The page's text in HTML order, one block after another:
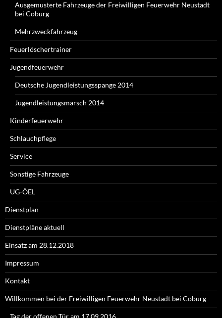
Ausgemusterte Fahrzeuge der Freiwilligen Feuerwehr Neustadt
bei Coburg
Mehrzweckfahrzeug
Feuerlöschertrainer
Jugendfeuerwehr
Deutsche Jugendleistungsspange 2014
Jugendleistungsmarsch 2014
Kinderfeuerwehr
Schlauchpflege
Service
Sonstige Fahrzeuge
UG-ÖEL
Dienstplan
Dienstpläne aktuell
Einsatz am 28.12.2018
Impressum
Kontakt
Willkommen bei der Freiwilligen Feuerwehr Neustadt bei Coburg